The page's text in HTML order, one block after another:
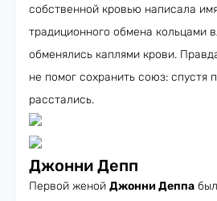
собственной кровью написала
традиционного обмена кольцами
обменялись каплями крови.
не помог сохранить союз: спустя
расстались.
Джонни Депп
Первой женой Джонни Деппа